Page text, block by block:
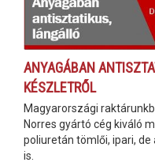
ANYAGÁBAN
KÉSZLETRŐL
Magyarországi
Norres gyártó cég kiváló
poliuretán tömlői, ipari,
is.